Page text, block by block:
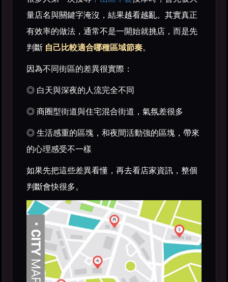
量店名與關鍵字淹沒，結果越看越亂。其實真正
有效率的做法，通常不是一開始就挑店，而是先
判斷 自己比較適合哪種區域節奏。
因為不同街區的差異很實際：
◎ 白天與深夜的人流完全不同
◎ 商圈型街道與住宅混合街道，氣氛差很多
◎ 生活感重的區塊，和夜間活動強的區塊，帶來
的心理感受不一樣
如果先把這些差異看懂，再去看店家資訊，整個
判斷會快很多。